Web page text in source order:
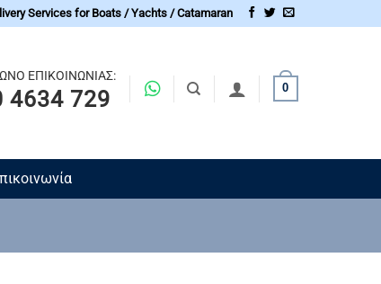
Services for Boats / Yachts / Catamaran
ΕΠΙΚΟΙΝΩΝΙΑΣ:
4634 729 0